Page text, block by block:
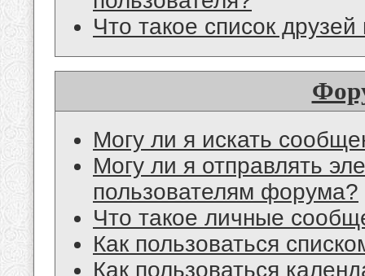
Что такое список
Могу ли я искать
Могу ли я отправлять
пользователям форума?
Что такое личные
Как пользоваться
Как пользоваться